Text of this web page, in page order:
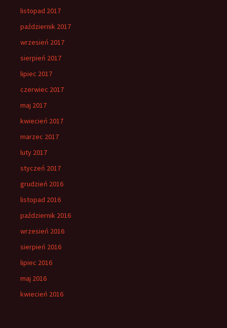
listopad 2017
październik 2017
wrzesień 2017
sierpień 2017
lipiec 2017
czerwiec 2017
maj 2017
kwiecień 2017
marzec 2017
luty 2017
styczeń 2017
grudzień 2016
listopad 2016
październik 2016
wrzesień 2016
sierpień 2016
lipiec 2016
maj 2016
kwiecień 2016